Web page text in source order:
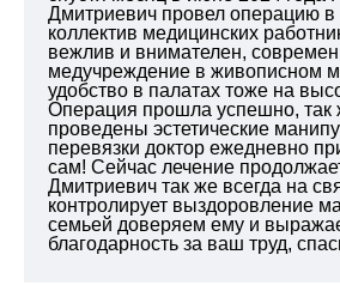
Дмитриевич провел операцию
коллектив медицинских
вежлив и внимателен,
медучреждение в живописном
удобство в палатах тоже на
Операция прошла успешно, так
проведены эстетические
перевязки доктор ежедневно
сам! Сейчас лечение
Дмитриевич так же всегда на
контролирует выздоровление
семьей доверяем ему и
благодарность за ваш труд,